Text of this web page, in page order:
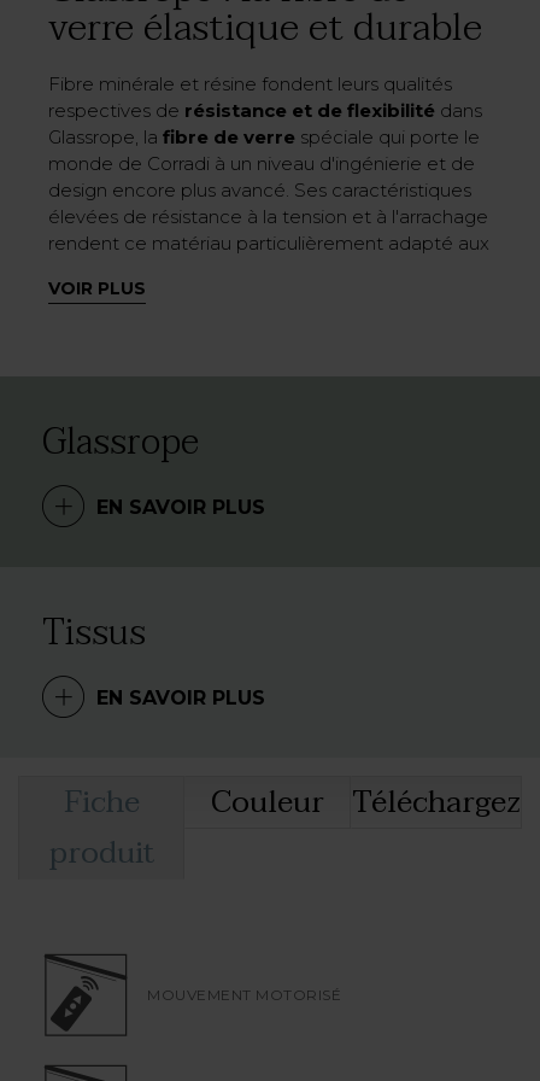
verre élastique et durable
Fibre minérale et résine fondent leurs qualités
respectives de résistance et de flexibilité dans
Glassrope, la fibre de verre spéciale qui porte le
monde de Corradi à un niveau d'ingénierie et de
design encore plus avancé. Ses caractéristiques
élevées de résistance à la tension et à l'arrachage
rendent ce matériau particulièrement adapté aux
puisque l'innovation fait depuis toujours partie de
options de tissu avec lesquelles vous pouvez
choisir Diffusa, dans une contamination positive et
unique du ciel, de la mer et de la terre.
Glassrope maintient ses dimensions et ses
est particulièrement adapté à l’outdoor au design
intemporel, signature caractéristique de Corradi.
VOIR PLUS
Glassrope
EN SAVOIR PLUS
Tissus
EN SAVOIR PLUS
Fiche
produit
Couleur Téléchargez
MOUVEMENT MOTORISÉ